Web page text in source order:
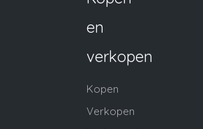
en
verkopen
Kopen
Verkopen